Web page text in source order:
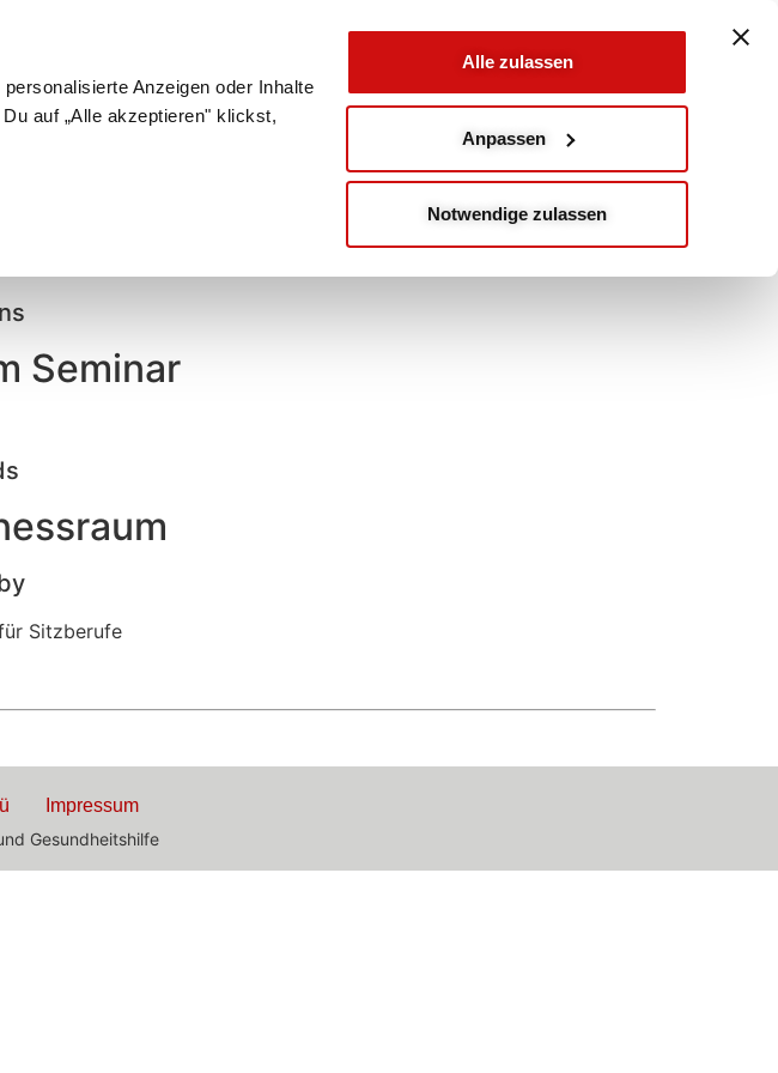
Anzeigen oder Inhalte
auf „Alle akzeptieren" klickst,
Alle zulassen
Anpassen
Notwendige zulassen
Seminar
Sitzberufe
Impressum
Gesundheitshilfe